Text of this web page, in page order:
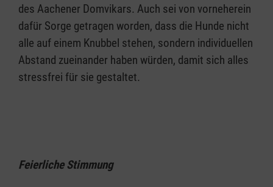
des Aachener Domvikars. Auch sei von vorneherein
dafür Sorge getragen worden, dass die Hunde nicht
alle auf einem Knubbel stehen, sondern individuellen
Abstand zueinander haben würden, damit sich alles
stressfrei für sie gestaltet.
Feierliche Stimmung